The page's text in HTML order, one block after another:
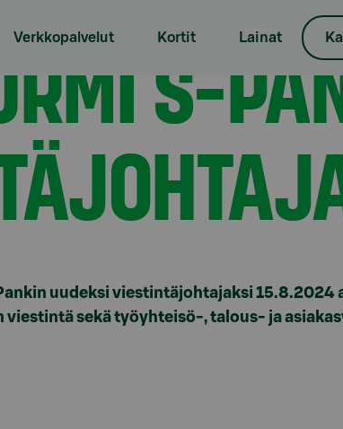
Verkkopalvelut Kortit Lainat
S-
uudeksi viestintäjohtajaksi 15.8.2024
viestintä sekä työyhteisö-, talous- ja